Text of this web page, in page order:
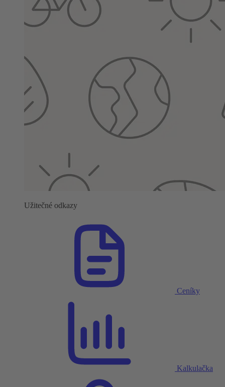
Užitečné odkazy
Ceníky
Kalkulačka